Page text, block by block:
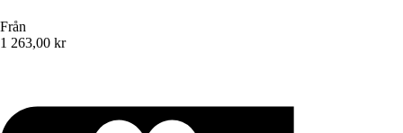
Från
1 263,00 kr